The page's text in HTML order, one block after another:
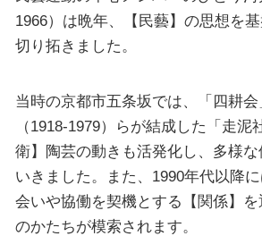
1966）は晩年、【民藝】の思想を
切り拓きました。
当時の京都市五条坂では、「四耕
（1918-1979）らが結成した「走泥
衛】陶芸の動きも活発化し、多様
いきました。また、1990年代以降
会いや協働を契機とする【関係】を
のかたちが模索されます。